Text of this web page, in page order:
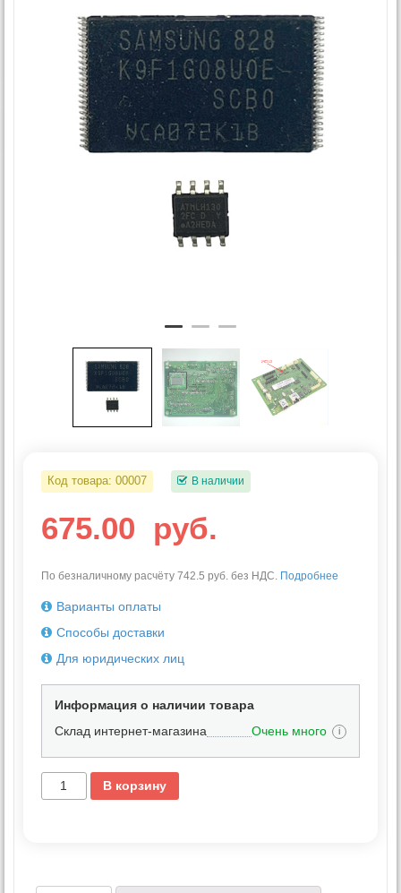
Код товара: 00007 В наличии
675.00 руб.
По безналичному расчёту 742.5 руб. без НДС. Подробнее
Варианты оплаты
Способы доставки
Для юридических лиц
Информация о наличии товара
Склад интернет-магазина
Очень много i
В корзину